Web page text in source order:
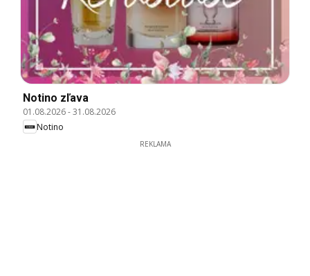
Notino zľava
01.08.2026-31.08.2026
Notino
REKLAMA